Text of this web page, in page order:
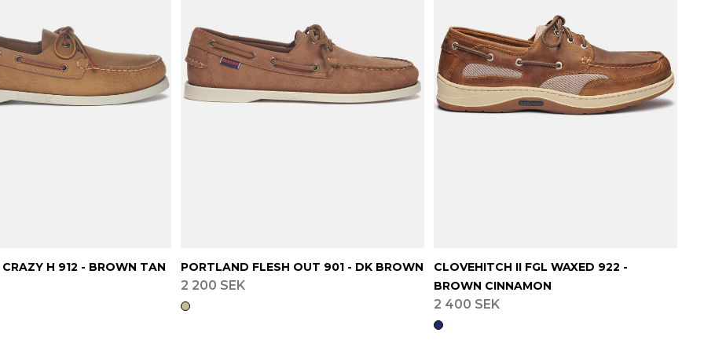
H 912 - BROWN TAN PORTLAND FLESH OUT 901 - DK BROWN
2 200 SEK
CLOVEHITCH II FGL WAXED 922 -
BROWN CINNAMON
2 400 SEK